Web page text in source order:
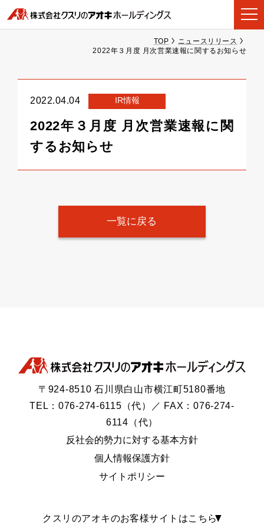
TOP
ニュースリリース
2022年３月度 月次営業速報に関するお知らせ
2022.04.04 IR情報
2022年３月度 月次営業速報に関
するお知らせ
一覧に戻る
〒924-8510 石川県白山市横江町5180番地
TEL：076-274-6115（代）／ FAX：076-274-
6114（代）
反社会的勢力に対する基本方針
個人情報保護方針
サイトポリシー
クスリのアオキのお客様サイトはこちら